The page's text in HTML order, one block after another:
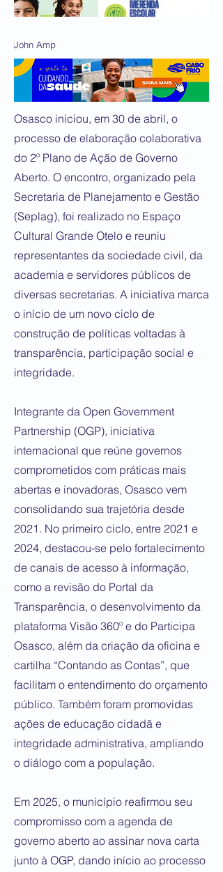
John Amp
Osasco iniciou, em 30 de abril, o
processo de elaboração colaborativa
do 2º Plano de Ação de Governo
Aberto. O encontro, organizado pela
Secretaria de Planejamento e Gestão
(Seplag), foi realizado no Espaço
Cultural Grande Otelo e reuniu
representantes da sociedade civil, da
academia e servidores públicos de
diversas secretarias. A iniciativa marca
o início de um novo ciclo de
construção de políticas voltadas à
transparência, participação social e
integridade.
Integrante da Open Government
Partnership (OGP), iniciativa
internacional que reúne governos
comprometidos com práticas mais
abertas e inovadoras, Osasco vem
consolidando sua trajetória desde
2021. No primeiro ciclo, entre 2021 e
2024, destacou-se pelo fortalecimento
de canais de acesso à informação,
como a revisão do Portal da
Transparência, o desenvolvimento da
plataforma Visão 360º e do Participa
Osasco, além da criação da oficina e
cartilha “Contando as Contas”, que
facilitam o entendimento do orçamento
público. Também foram promovidas
ações de educação cidadã e
integridade administrativa, ampliando
o diálogo com a população.
Em 2025, o município reafirmou seu
compromisso com a agenda de
governo aberto ao assinar nova carta
junto à OGP, dando início ao processo